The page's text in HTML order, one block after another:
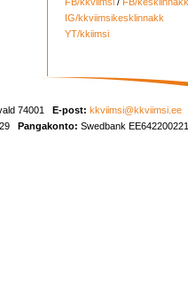
IG/kkviimsikesklinnakk
YT/kkiimsi
74001 E-post: kkviimsi@kkviimsi.ee
Pangakonto: Swedbank